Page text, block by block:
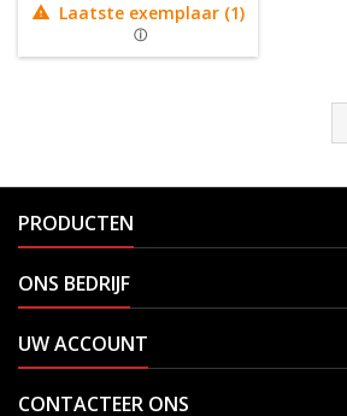
 Laatste exemplaar (1)
PRODUCTEN
ONS BEDRIJF
UW ACCOUNT
CONTACTEER ONS